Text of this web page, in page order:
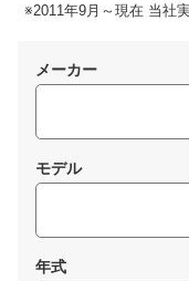
※2011年9月～現在 当社
メーカー
モデル
年式